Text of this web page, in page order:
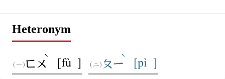
Heteronym
ㄈㄨ
ˋ
[fù ] ㄆㄧ
ˋ
[pì ]